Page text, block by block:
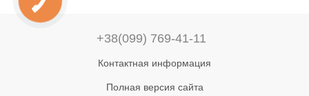
+38(099) 769-41-11
Контактная информация
Полная версия сайта